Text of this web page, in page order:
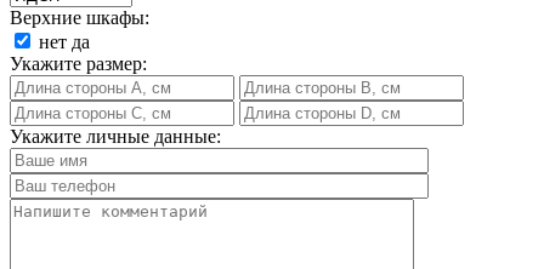
Верхние шкафы:
нет да
Укажите размер:
Укажите личные данные: